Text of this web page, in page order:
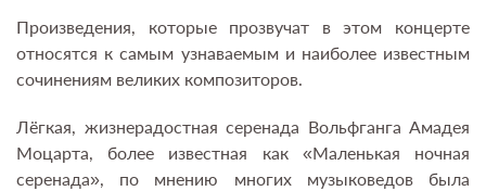
Произведения, которые прозвучат в этом концерте
относятся к самым узнаваемым и наиболее известным
сочинениям великих композиторов.
Лёгкая, жизнерадостная серенада Вольфганга Амадея
Моцарта, более известная как «Маленькая ночная
серенада», по мнению многих музыковедов была